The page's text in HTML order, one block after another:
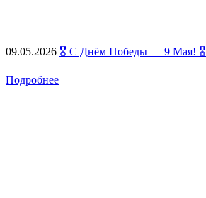
09.05.2026 🎖️ С Днём Победы — 9 Мая! 🎖️
Подробнее